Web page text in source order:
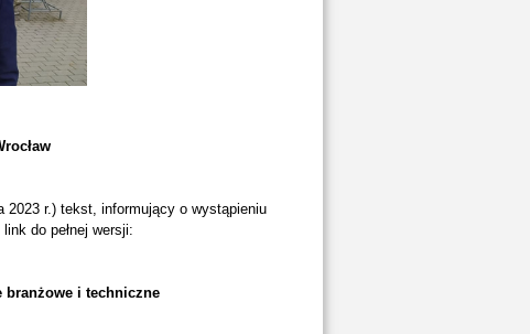
2023 r.) tekst, informujący o wystąpieniu
do pełnej wersji:
branżowe i techniczne